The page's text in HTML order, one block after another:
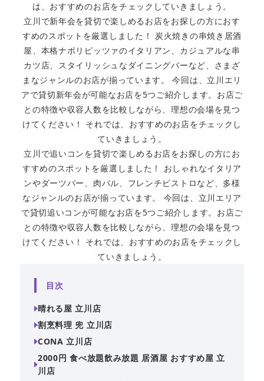
は、おすすめのお店をチェックしていきましょう。
立川で新年会を貸切で楽しめるお店をお探しの方におす
すめのスポットを厳選しました！ 炭火焼きの串焼き居酒
屋、本格ナポリピッツァのイタリアン、カジュアルな串
カツ店、スタイリッシュなダイニングバーなど、さまざ
まなジャンルのお店が揃っています。 今回は、立川エリ
アで貸切新年会が可能なお店を5つご紹介します。お店ご
との特徴や収容人数を比較しながら、理想の会場を見つ
けてください！ それでは、おすすめのお店をチェックし
ていきましょう。
立川で追いコンを貸切で楽しめるお店をお探しの方にお
すすめのスポットを厳選しました！ おしゃれなイタリア
ンやダーツバー、肉バル、フレンチビストロなど、多様
なジャンルのお店が揃っています。 今回は、立川エリア
で貸切追いコンが可能なお店を5つご紹介します。お店ご
との特徴や収容人数を比較しながら、理想の会場を見つ
けてください！ それでは、おすすめのお店をチェックし
ていきましょう。
目次
晴れる屋 立川店
割烹料理 兜 立川店
CONA 立川店
2000円 食べ放題飲み放題 居酒屋 おすすめ屋 立
川店